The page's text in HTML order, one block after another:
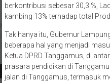
berkontribusi sebesar 30,3 %,
kambing 13% terhadap total
Tak hanya itu, Gubernur
beberapa hal yang menjadi
Ketua DPRD Tanggamus, di
prasara pendidikan di
jalan di Tanggamus, termasuk